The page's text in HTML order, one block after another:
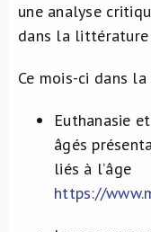
une analyse
dans la
Ce mois-ci dans
Euthanasie
âgés
liés à l’âge
https://